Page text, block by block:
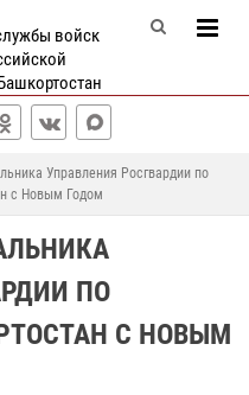
войск
Управления Росгвардии по
с Новым Годом
ПО
С НОВЫМ